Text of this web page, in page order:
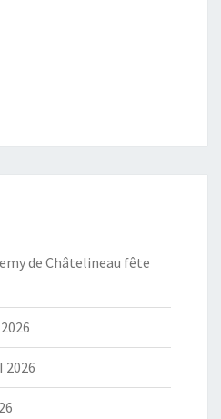
de Châtelineau fête
2026